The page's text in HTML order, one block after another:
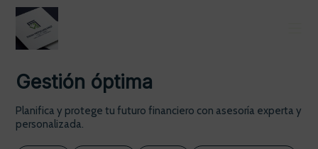
Gestión óptima
Planifica y protege tu futuro financiero con asesoría experta y
personalizada.